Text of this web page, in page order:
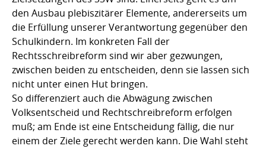
den Ausbau plebiszitärer Elemente, andererseits um
die Erfüllung unserer Verantwortung gegenüber den
Schulkindern. Im konkreten Fall der
Rechtsschreibreform sind wir aber gezwungen,
zwischen beiden zu entscheiden, denn sie lassen sich
nicht unter einen Hut bringen.
So differenziert auch die Abwägung zwischen
Volksentscheid und Rechtschreibreform erfolgen
muß; am Ende ist eine Entscheidung fällig, die nur
einem der Ziele gerecht werden kann. Die Wahl steht